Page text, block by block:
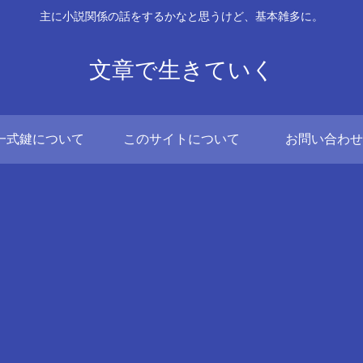
主に小説関係の話をするかなと思うけど、基本雑多に。
文章で生きていく
式鍵について このサイトについて お問い合わせ